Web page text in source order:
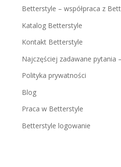
Betterstyle – współpraca z
Katalog Betterstyle
Kontakt Betterstyle
Najczęściej zadawane pytania
Polityka prywatności
Blog
Praca w Betterstyle
Betterstyle logowanie